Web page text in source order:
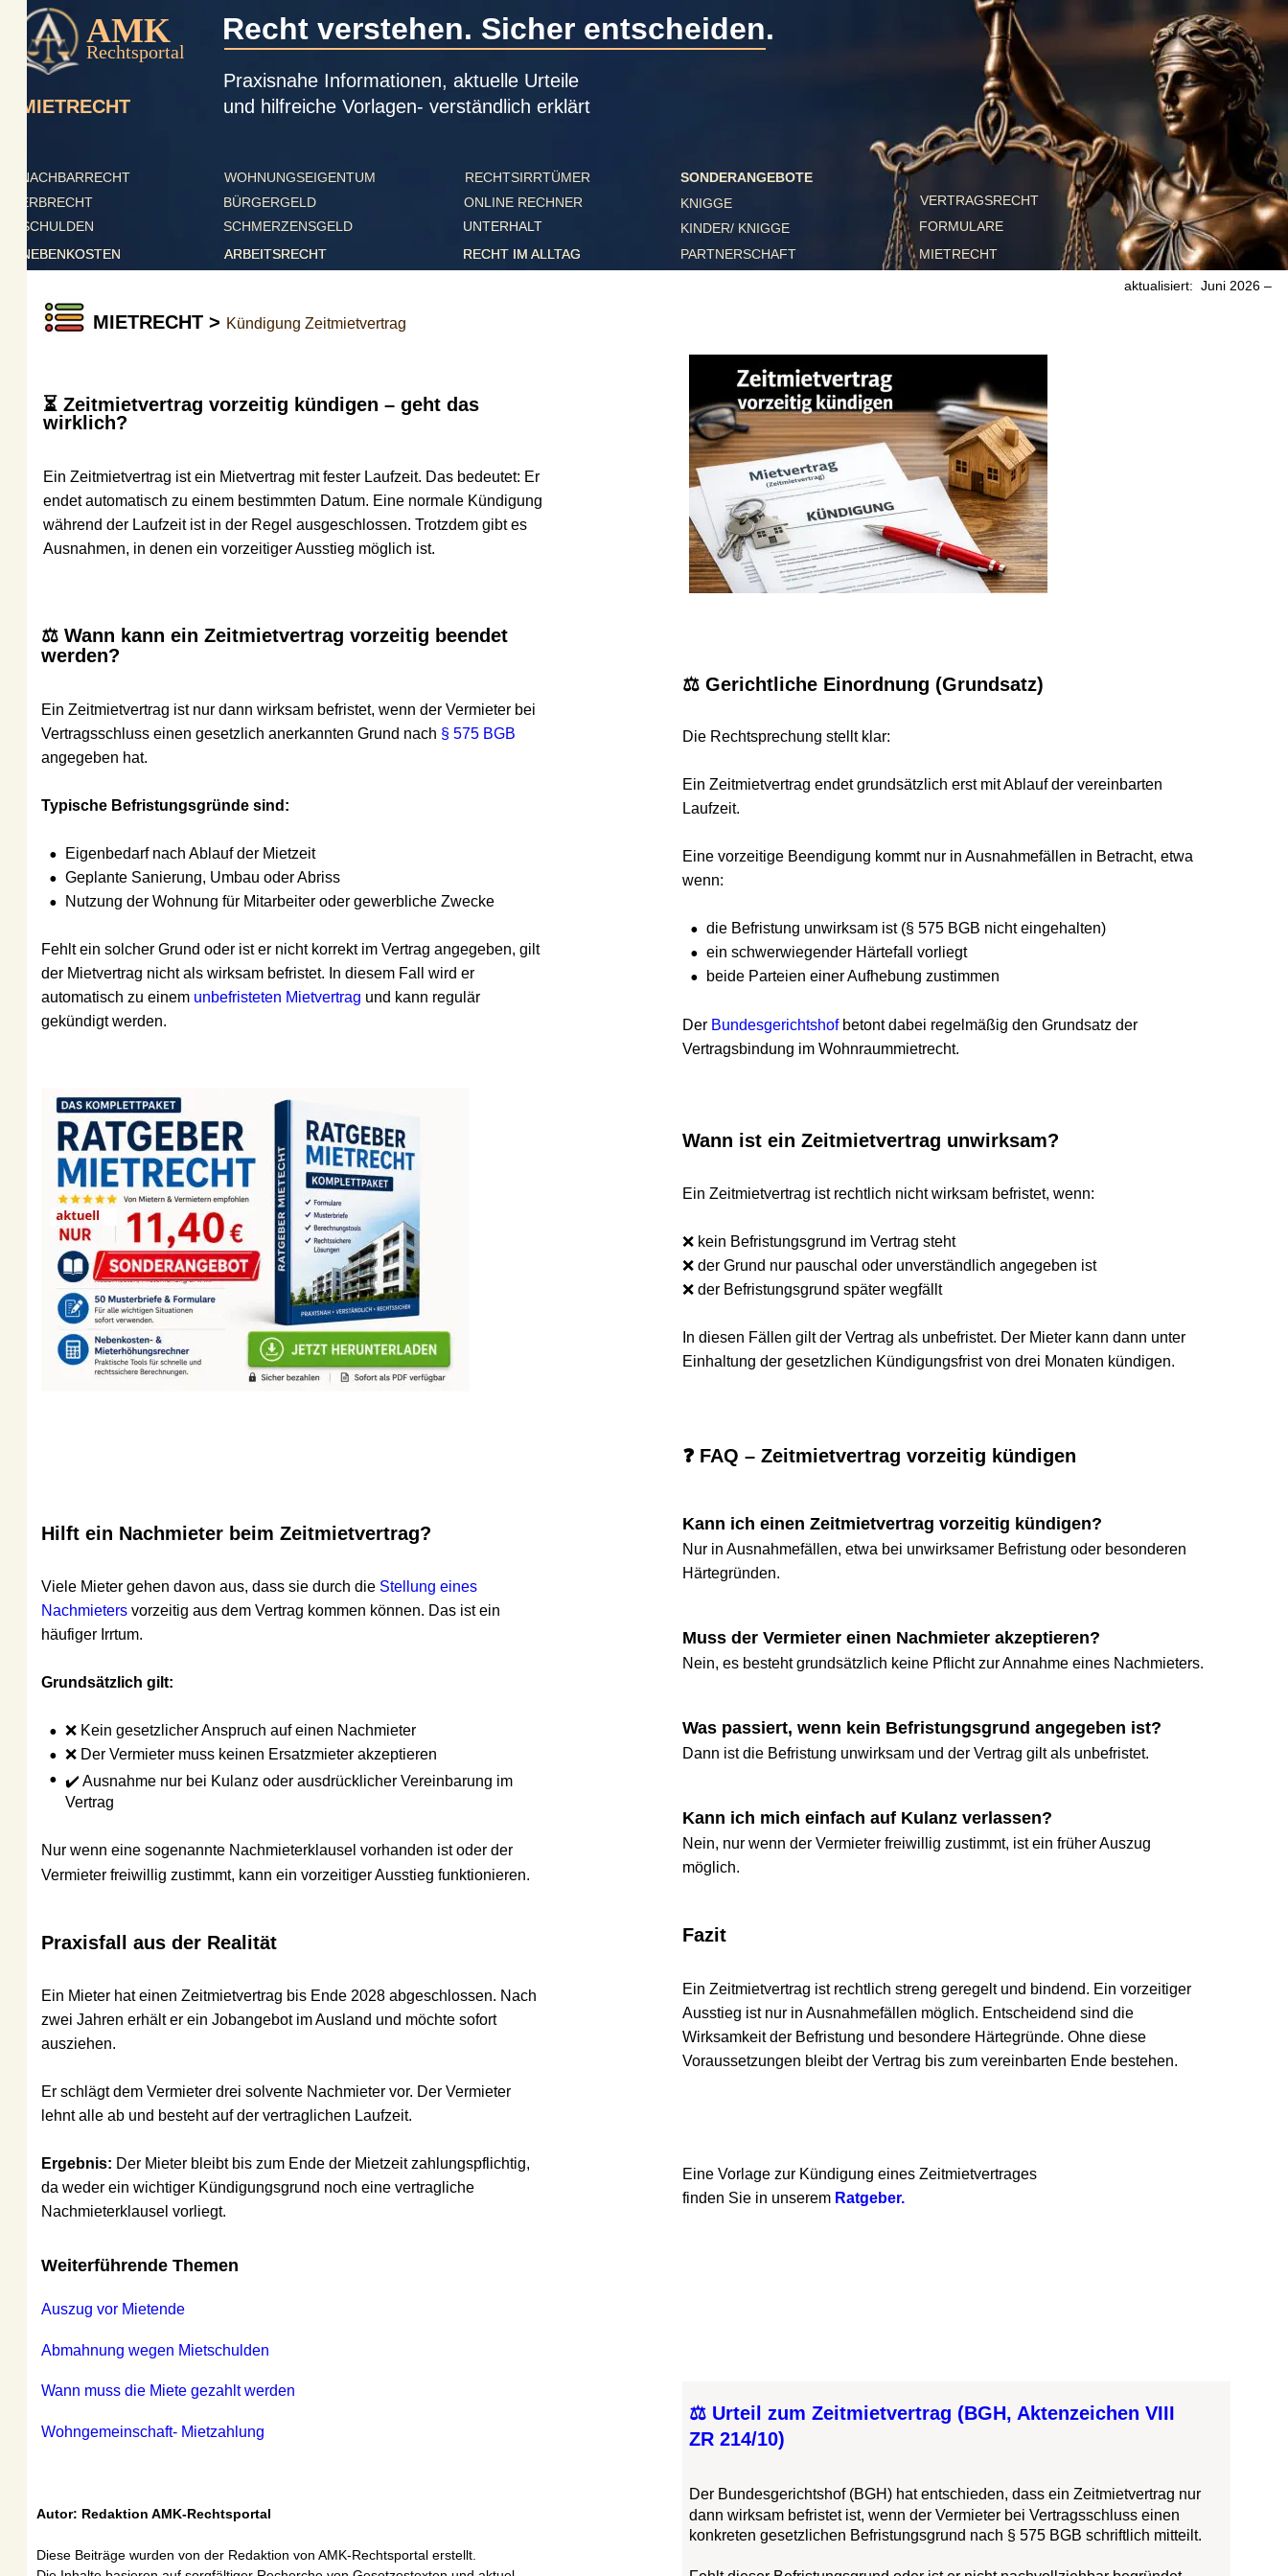
aktualisiert:  Juni 2026 –
AMK
Rechtsportal
Recht verstehen. Sicher entscheiden.
Praxisnahe Informationen, aktuelle Urteile
und hilfreiche Vorlagen- verständlich erklärt
WOHNUNGSEIGENTUM
RECHTSIRRTÜMER
ONLINE RECHNER
BÜRGERGELD
SCHMERZENSGELD
UNTERHALT
ARBEITSRECHT
MIETRECHT
VERTRAGSRECHT
FORMULARE
RECHT IM ALLTAG
SONDERANGEBOTE
KNIGGE
KINDER/ KNIGGE
PARTNERSCHAFT
ARBEITSRECHT RECHT IM ALLTAG
MIETRECHT > Kündigung Zeitmietvertrag
⏳ Zeitmietvertrag vorzeitig kündigen – geht das
wirklich?
Ein Zeitmietvertrag ist ein Mietvertrag mit fester Laufzeit. Das bedeutet: Er
endet automatisch zu einem bestimmten Datum. Eine normale Kündigung
während der Laufzeit ist in der Regel ausgeschlossen. Trotzdem gibt es
Ausnahmen, in denen ein vorzeitiger Ausstieg möglich ist.
⚖️ Wann kann ein Zeitmietvertrag vorzeitig beendet
werden?
Ein Zeitmietvertrag ist nur dann wirksam befristet, wenn der Vermieter bei
Vertragsschluss einen gesetzlich anerkannten Grund nach § 575 BGB
angegeben hat.
Typische Befristungsgründe sind:
Eigenbedarf nach Ablauf der Mietzeit
Geplante Sanierung, Umbau oder Abriss
Nutzung der Wohnung für Mitarbeiter oder gewerbliche Zwecke
Fehlt ein solcher Grund oder ist er nicht korrekt im Vertrag angegeben, gilt
der Mietvertrag nicht als wirksam befristet. In diesem Fall wird er
automatisch zu einem unbefristeten Mietvertrag und kann regulär
gekündigt werden.
Hilft ein Nachmieter beim Zeitmietvertrag?
Viele Mieter gehen davon aus, dass sie durch die Stellung eines
Nachmieters vorzeitig aus dem Vertrag kommen können. Das ist ein
häufiger Irrtum.
Grundsätzlich gilt:
❌ Kein gesetzlicher Anspruch auf einen Nachmieter
❌ Der Vermieter muss keinen Ersatzmieter akzeptieren
✔️ Ausnahme nur bei Kulanz oder ausdrücklicher Vereinbarung im
Vertrag
Nur wenn eine sogenannte Nachmieterklausel vorhanden ist oder der
Vermieter freiwillig zustimmt, kann ein vorzeitiger Ausstieg funktionieren.
Praxisfall aus der Realität
Ein Mieter hat einen Zeitmietvertrag bis Ende 2028 abgeschlossen. Nach
zwei Jahren erhält er ein Jobangebot im Ausland und möchte sofort
ausziehen.
Er schlägt dem Vermieter drei solvente Nachmieter vor. Der Vermieter
lehnt alle ab und besteht auf der vertraglichen Laufzeit.
Ergebnis: Der Mieter bleibt bis zum Ende der Mietzeit zahlungspflichtig,
da weder ein wichtiger Kündigungsgrund noch eine vertragliche
Nachmieterklausel vorliegt.
⚖️ Gerichtliche Einordnung (Grundsatz)
Die Rechtsprechung stellt klar:
Ein Zeitmietvertrag endet grundsätzlich erst mit Ablauf der vereinbarten
Laufzeit.
Eine vorzeitige Beendigung kommt nur in Ausnahmefällen in Betracht, etwa
wenn:
die Befristung unwirksam ist (§ 575 BGB nicht eingehalten)
ein schwerwiegender Härtefall vorliegt
beide Parteien einer Aufhebung zustimmen
Bundesgerichtshof betont dabei regelmäßig den Grundsatz der
Vertragsbindung im Wohnraummietrecht.
Wann ist ein Zeitmietvertrag unwirksam?
Ein Zeitmietvertrag ist rechtlich nicht wirksam befristet, wenn:
❌ kein Befristungsgrund im Vertrag steht
❌ der Grund nur pauschal oder unverständlich angegeben ist
❌ der Befristungsgrund später wegfällt
In diesen Fällen gilt der Vertrag als unbefristet. Der Mieter kann dann unter
Einhaltung der gesetzlichen Kündigungsfrist von drei Monaten kündigen.
❓ FAQ – Zeitmietvertrag vorzeitig kündigen
Kann ich einen Zeitmietvertrag vorzeitig kündigen?
Nur in Ausnahmefällen, etwa bei unwirksamer Befristung oder besonderen
Härtegründen.
Muss der Vermieter einen Nachmieter akzeptieren?
Nein, es besteht grundsätzlich keine Pflicht zur Annahme eines Nachmieters.
Was passiert, wenn kein Befristungsgrund angegeben ist?
Dann ist die Befristung unwirksam und der Vertrag gilt als unbefristet.
Kann ich mich einfach auf Kulanz verlassen?
Nein, nur wenn der Vermieter freiwillig zustimmt, ist ein früher Auszug
möglich.
Fazit
Ein Zeitmietvertrag ist rechtlich streng geregelt und bindend. Ein vorzeitiger
Ausstieg ist nur in Ausnahmefällen möglich. Entscheidend sind die
Wirksamkeit der Befristung und besondere Härtegründe. Ohne diese
Voraussetzungen bleibt der Vertrag bis zum vereinbarten Ende bestehen.
Weiterführende Themen
Auszug vor Mietende
Abmahnung wegen Mietschulden
Wann muss die Miete gezahlt werden
Wohngemeinschaft- Mietzahlung
Autor: Redaktion AMK-Rechtsportal
Diese Beiträge wurden von der Redaktion von AMK-Rechtsportal erstellt.
⚖️ Urteil zum Zeitmietvertrag (BGH, Aktenzeichen VIII
ZR 214/10)
Der Bundesgerichtshof (BGH) hat entschieden, dass ein Zeitmietvertrag nur
dann wirksam befristet ist, wenn der Vermieter bei Vertragsschluss einen
konkreten gesetzlichen Befristungsgrund nach § 575 BGB schriftlich mitteilt.
Eine Vorlage zur Kündigung eines Zeitmietvertrages
finden Sie in unserem Ratgeber.